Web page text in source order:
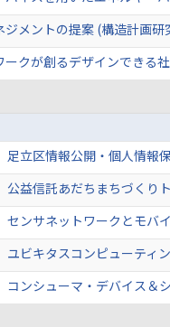
ジメントの提案 (構造計画研
ークが創るデザインできる
足立区情報公開・個人情報
公益信託あだちまちづくり
センサネットワークとモバ
ユビキタスコンピューティ
コンシューマ・デバイス＆